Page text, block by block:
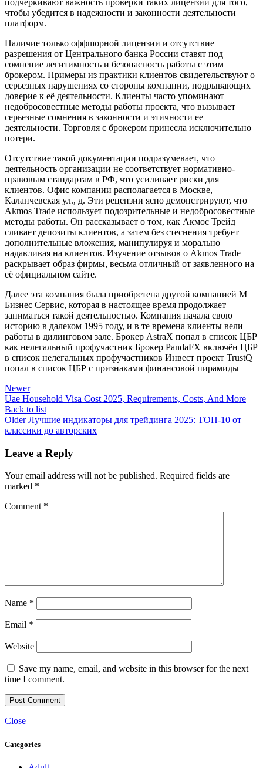
подчеркивают важность проверки таких лицензий для того,
чтобы убедится в надежности и законности деятельности
платформ.
Наличие только оффшорной лицензии и отсутствие
разрешения от Центрального банка России ставят под
сомнение легитимность и безопасность работы с этим
брокером. Примеры из практики клиентов свидетельствуют о
серьезных нарушениях со стороны компании, подрывающих
доверие к её деятельности. Клиенты часто упоминают
недобросовестные методы работы проекта, что вызывает
серьезные сомнения в законности и этичности ее
деятельности. Торговля с брокером принесла исключительно
потери.
Отсутствие такой документации подразумевает, что
деятельность организации не соответствует нормативно-
правовым стандартам в РФ, что усиливает риски для
клиентов. Офис компании располагается в Москве,
Каланчевская ул., д. Эти рецензии ясно демонстрируют, что
Akmos Trade использует подозрительные и недобросовестные
методы работы. Он рассказывает о том, как Акмос Трейд
сливает депозиты клиентов, а затем без стеснения требует
дополнительные вложения, манипулируя и морально
надавливая на клиентов. Изучение отзывов о Akmos Trade
раскрывает образ фирмы, весьма отличный от заявленного на
её официальном сайте.
Далее эта компания была приобретена другой компанией М
Бизнес Сервис, которая в настоящее время продолжает
заниматься такой деятельностью. Компания начала свою
историю в далеком 1995 году, и в те времена клиенты вели
работы в дилинговом зале. Брокер AstraX попал в список ЦБР
как нелегальный профучастник Брокер PandaFX включён ЦБР
в список нелегальных профучастников Инвест проект TrustQ
попал в список ЦБР с признаками финансовой пирамиды
Newer
Uae Household Visa Cost 2025, Requirements, Costs, And More
Back to list
Older Лучшие индикаторы для трейдинга 2025: ТОП-10 от
классики до авторских
Leave a Reply
Your email address will not be published. Required fields are
marked *
Comment *
Name *
Email *
Website
Save my name, email, and website in this browser for the next
time I comment.
Close
Categories